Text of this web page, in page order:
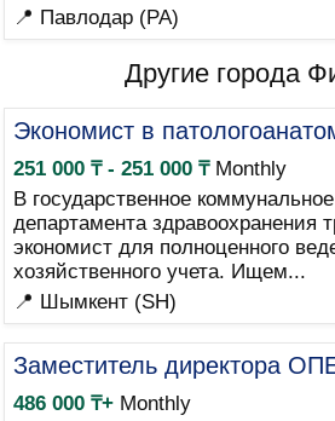
📍 Павлодар (PA)
Другие города
Экономист в
251 000 ₸ - 251 000 ₸Monthly
В государственное
департамента здравоохранения
экономист для полноценного
хозяйственного учета. Ищем...
📍 Шымкент (SH)
Заместитель директора
486 000 ₸+Monthly